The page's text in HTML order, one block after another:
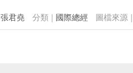
君堯 國際總經